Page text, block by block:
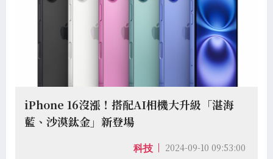
iPhone 16沒漲！搭配AI相機大升級「湛海
藍、沙漠鈦金」新登場
科技 2024-09-10 09:53:00